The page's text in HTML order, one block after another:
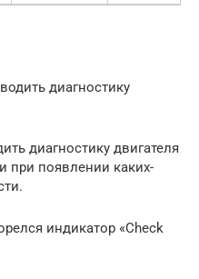
диагностику
диагностику двигателя
при появлении каких-
индикатор «Check